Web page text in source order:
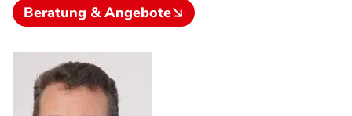
Beratung & Angebote